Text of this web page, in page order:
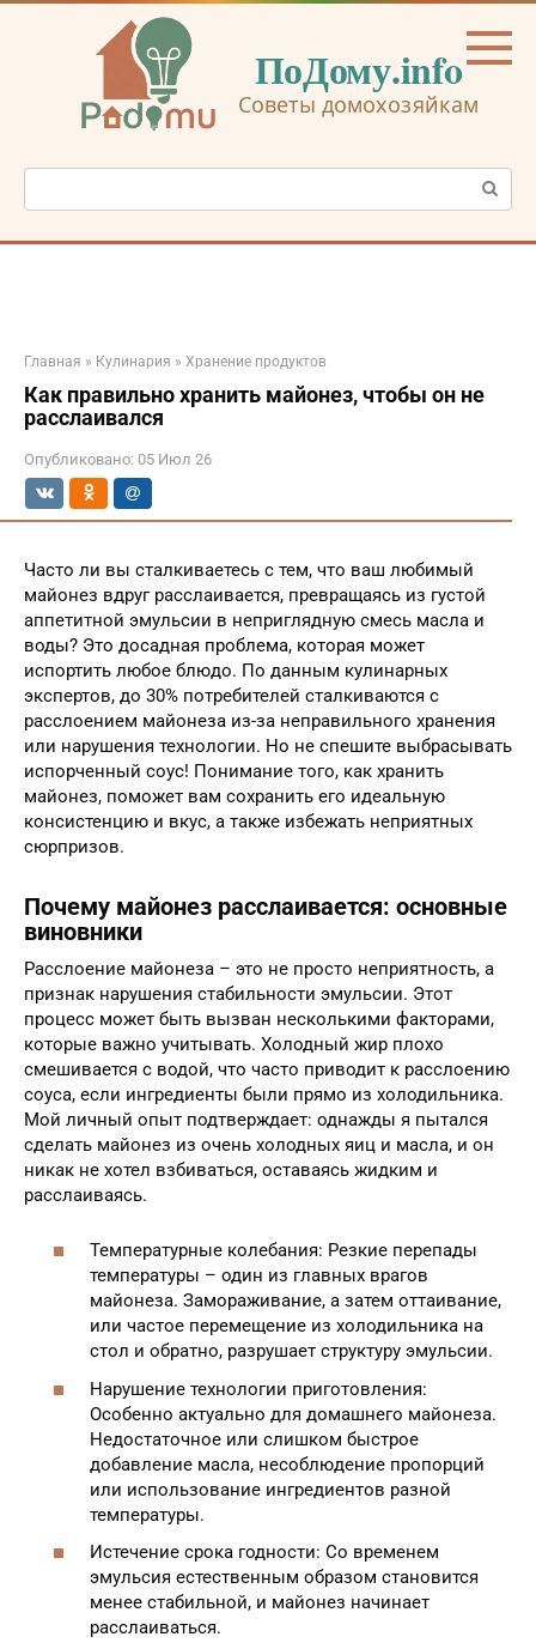
Перейти
ПоДому.info
Советы домохозяйкам
Поиск:
Главная » Кулинария » Хранение продуктов
Как правильно хранить майонез, чтобы он не
расслаивался
Опубликовано: 05 Июл 26
Часто ли вы сталкиваетесь с тем, что ваш любимый
майонез вдруг расслаивается, превращаясь из густой
аппетитной эмульсии в неприглядную смесь масла и
воды? Это досадная проблема, которая может
испортить любое блюдо. По данным кулинарных
экспертов, до 30% потребителей сталкиваются с
расслоением майонеза из-за неправильного хранения
или нарушения технологии. Но не спешите выбрасывать
испорченный соус! Понимание того, как хранить
майонез, поможет вам сохранить его идеальную
консистенцию и вкус, а также избежать неприятных
сюрпризов.
Почему майонез расслаивается: основные
виновники
Расслоение майонеза – это не просто неприятность, а
признак нарушения стабильности эмульсии. Этот
процесс может быть вызван несколькими факторами,
которые важно учитывать. Холодный жир плохо
смешивается с водой, что часто приводит к расслоению
соуса, если ингредиенты были прямо из холодильника.
Мой личный опыт подтверждает: однажды я пытался
сделать майонез из очень холодных яиц и масла, и он
никак не хотел взбиваться, оставаясь жидким и
расслаиваясь.
Температурные колебания: Резкие перепады
температуры – один из главных врагов
майонеза. Замораживание, а затем оттаивание,
или частое перемещение из холодильника на
стол и обратно, разрушает структуру эмульсии.
Нарушение технологии приготовления:
Особенно актуально для домашнего майонеза.
Недостаточное или слишком быстрое
добавление масла, несоблюдение пропорций
или использование ингредиентов разной
температуры.
Истечение срока годности: Со временем
эмульсия естественным образом становится
менее стабильной, и майонез начинает
расслаиваться.